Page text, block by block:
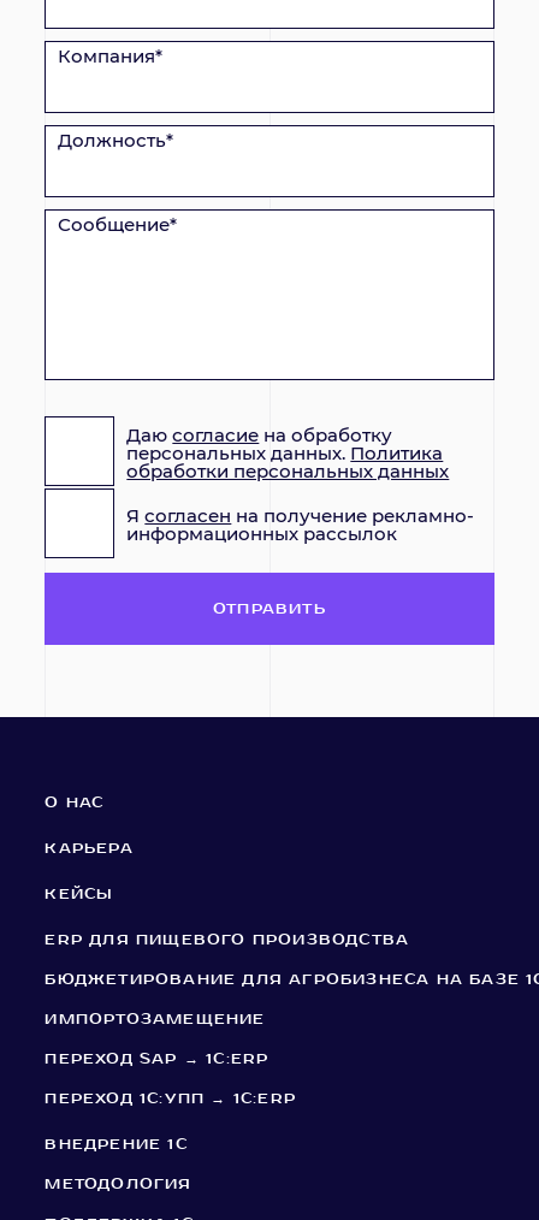
Компания*
Должность*
Сообщение*
Даюсогласие на обработку
персональных данных. Политика
обработки персональных данных
Ясогласен на получение рекламно-
информационных рассылок
ОТПРАВИТЬ
О НАС
КАРЬЕРА
КЕЙСЫ
ERP ДЛЯ ПИЩЕВОГО ПРОИЗВОДСТВА
БЮДЖЕТИРОВАНИЕ ДЛЯ АГРОБИЗНЕСА НА БАЗЕ
ИМПОРТОЗАМЕЩЕНИЕ
ПЕРЕХОД SAP → 1С:ERP
ПЕРЕХОД 1С:УПП → 1С:ERP
ВНЕДРЕНИЕ 1C
МЕТОДОЛОГИЯ